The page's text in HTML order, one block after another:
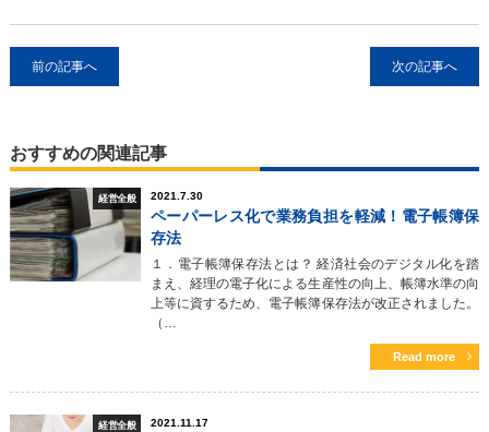
前の記事へ 次の記事へ
おすすめの関連記事
経営全般 2021.7.30
ペーパーレス化で業務負担を軽減！電子帳簿保
存法
１．電子帳簿保存法とは？ 経済社会のデジタル化を踏
まえ、経理の電子化による生産性の向上、帳簿水準の向
上等に資するため、電子帳簿保存法が改正されました。
（…
Read more
経営全般 2021.11.17